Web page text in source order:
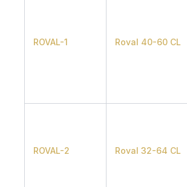
ROVAL-1 Roval 40-60 CL
ROVAL-2 Roval 32-64 CL